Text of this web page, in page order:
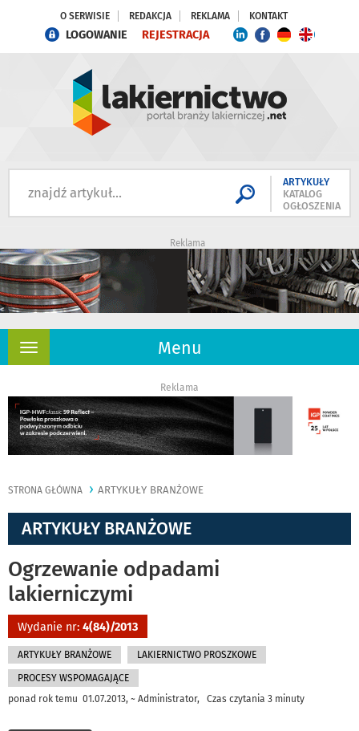
O SERWISIE REDAKCJA REKLAMA KONTAKT
LOGOWANIE REJESTRACJA
ARTYKUŁY
KATALOG
OGŁOSZENIA
Reklama
Menu
Rozwiń
Reklama
STRONA GŁÓWNA ARTYKUŁY BRANŻOWE
ARTYKUŁY BRANŻOWE
Ogrzewanie odpadami
lakierniczymi
Wydanie nr: 4(84)/2013
ARTYKUŁY BRANŻOWE LAKIERNICTWO PROSZKOWE
PROCESY WSPOMAGAJĄCE
ponad rok temu 01.07.2013, ~ Administrator, Czas czytania 3 minuty